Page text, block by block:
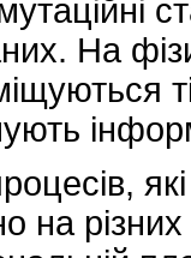
На
на